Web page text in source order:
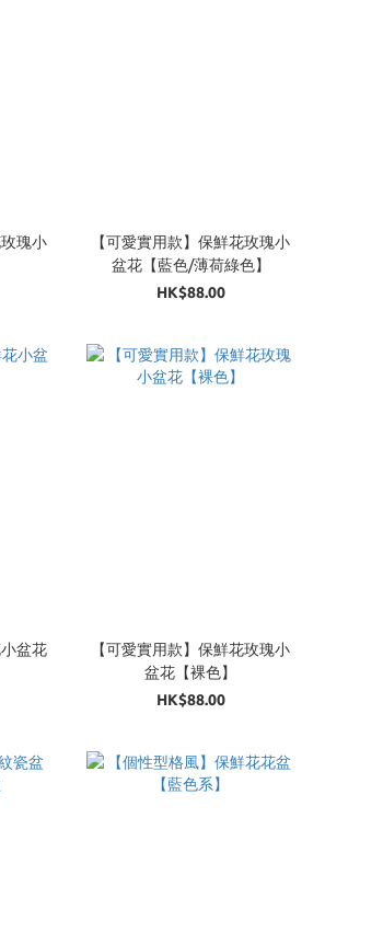
瑰小
【可愛實用款】保鮮花玫瑰小
盆花【藍色/薄荷綠色】
HK$88.00
盆花
【可愛實用款】保鮮花玫瑰小
盆花【裸色】
HK$88.00